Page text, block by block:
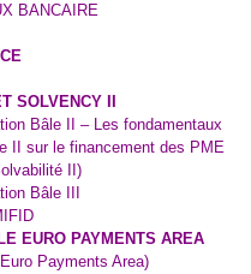
BANCAIRE
SOLVENCY II
Bâle II – Les fondamentaux
II sur le financement des PME
II)
Bâle III
EURO PAYMENTS AREA
Payments Area)